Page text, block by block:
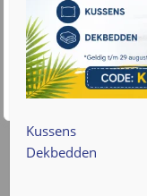
gebruik van
met uw gegevens
100% Latex
Dikte ca. 22 cm
Diverse maten
Kussens
Dekbedden